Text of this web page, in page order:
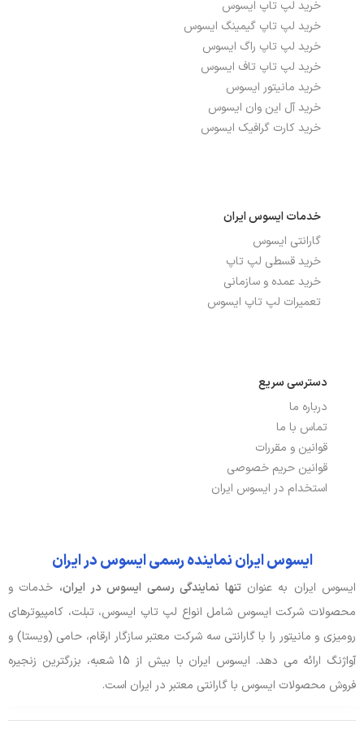
درگاه‌ها، ارتباطات و شبکه
بلوتوث دارد
تعداد پورت USB 2.0
تعداد پورت USB 3.0 1
پورت USB TYPE-C
پورت شبکه ETHERNET
نوع باتری
صدا و دوربین
بدنه، طراحی و اقلام همراه
ابعاد 36×23.3×2.03 سانتی متر
خرید لپ تاپ ایسوس
خرید لپ تاپ گیمینگ ایسوس
خرید لپ تاپ راگ ایسوس
خرید لپ تاپ تاف ایسوس
خرید مانیتور ایسوس
خرید آل این وان ایسوس
خرید کارت گرافیک ایسوس
خدمات ایسوس ایران
گارانتی ایسوس
خرید قسطی لپ تاپ
خرید عمده و سازمانی
تعمیرات لپ تاپ ایسوس
دسترسی سریع
درباره ما
تماس با ما
قوانین و مقررات
قوانین حریم خصوصی
استخدام در ایسوس ایران
ایسوس ایران نماینده رسمی ایسوس در ایران
ایسوس ایران به عنوان تنها نمایندگی رسمی ایسوس در ایران، خدمات و
محصولات شرکت ایسوس شامل انواع لپ تاپ ایسوس، تبلت، کامپیوترهای
رومیزی و مانیتور را با گارانتی سه شرکت معتبر سازگار ارقام، حامی (ویستا) و
آواژنگ ارائه می دهد. ایسوس ایران با بیش از 15 شعبه، بزرگترین زنجیره
فروش محصولات ایسوس با گارانتی معتبر در ایران است.